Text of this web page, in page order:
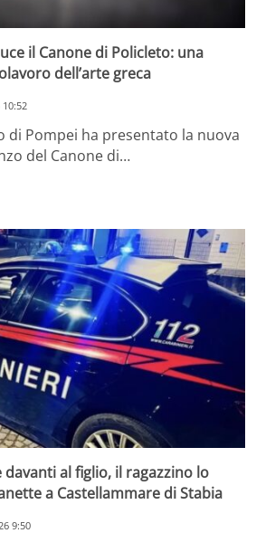
il Canone di Policleto: una
dell’arte greca
di Pompei ha presentato la nuova
del Canone di…
davanti al figlio, il ragazzino lo
a Castellammare di Stabia
9:50